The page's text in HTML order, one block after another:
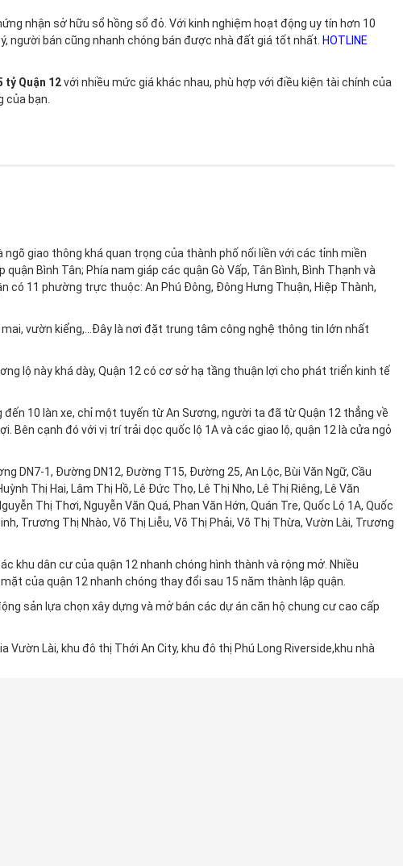
nhận sở hữu sổ hồng sổ đỏ. Với kinh nghiệm hoạt động uy tín hơn 10
người bán cũng nhanh chóng bán được nhà đất giá tốt nhất. HOTLINE
tỷ Quận 12với nhiều mức giá khác nhau, phù hợp với điều kiện tài chính của
của bạn.
dàng, không cần phải lo lắng nên mua ở đâu, giá nhà bao nhiêu thì hợp
nhà đất chuyên nghiệp để lựa chọn hình thức tư vấn mua nhà phù hợp.
an toàn với chất lượng dịch được khẳng định với thương hiệu uy tín trên 10
nhà hợp xu hướng thị trường, tư vấn các thủ tục pháp lý để giao dịch diễn
hiệu quả cao nhất, đồng thời hỗ trợ các thủ tục pháp lý, sang tên khi giao dịch
tư vấn hướng dẫn sớm nhất:
giao thông khá quan trọng của thành phố nối liền với các tỉnh miền
Bình Tân; Phía nam giáp các quận Gò Vấp, Tân Bình, Bình Thạnh và
có 11 phường trực thuộc: An Phú Đông, Đông Hưng Thuận, Hiệp Thành,
vườn kiểng,...Đây là nơi đặt trung tâm công nghệ thông tin lớn nhất
lộ này khá dày, Quận 12 có cơ sở hạ tầng thuận lợi cho phát triển kinh tế
10 làn xe, chỉ một tuyến từ An Sương, người ta đã từ Quận 12 thẳng về
Bên cạnh đó với vị trí trải dọc quốc lộ 1A và các giao lộ, quận 12 là cửa ngỏ
DN7-1, Đường DN12, Đường T15, Đường 25, An Lộc, Bùi Văn Ngữ, Cầu
Thị Hai, Lâm Thị Hồ, Lê Đức Thọ, Lê Thị Nho, Lê Thị Riêng, Lê Văn
Thị Thơi, Nguyễn Văn Quá, Phan Văn Hớn, Quán Tre, Quốc Lộ 1A, Quốc
Trương Thị Nhào, Võ Thị Liễu, Võ Thị Phải, Võ Thị Thừa, Vườn Lài, Trương
khu dân cư của quận 12 nhanh chóng hình thành và rộng mở. Nhiều
của quận 12 nhanh chóng thay đổi sau 15 năm thành lập quận.
sản lựa chọn xây dựng và mở bán các dự án căn hộ chung cư cao cấp
Lài, khu đô thị Thới An City, khu đô thị Phú Long Riverside,khu nhà